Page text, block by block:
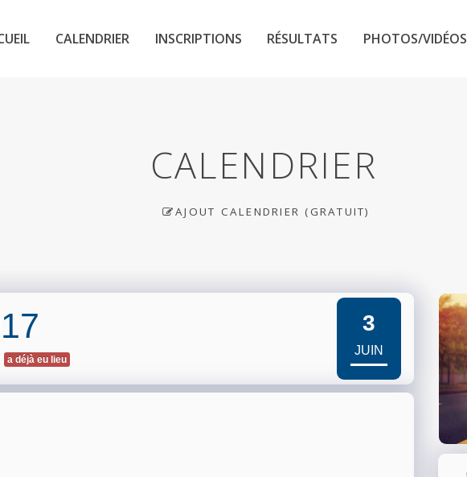
CALENDRIER INSCRIPTIONS RÉSULTATS PHOTOS/VIDÉOS
CALENDRIER
AJOUT CALENDRIER (GRATUIT)
a déjà eu lieu
3
JUIN